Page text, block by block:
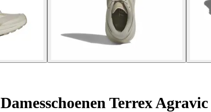
Damesschoenen Terrex